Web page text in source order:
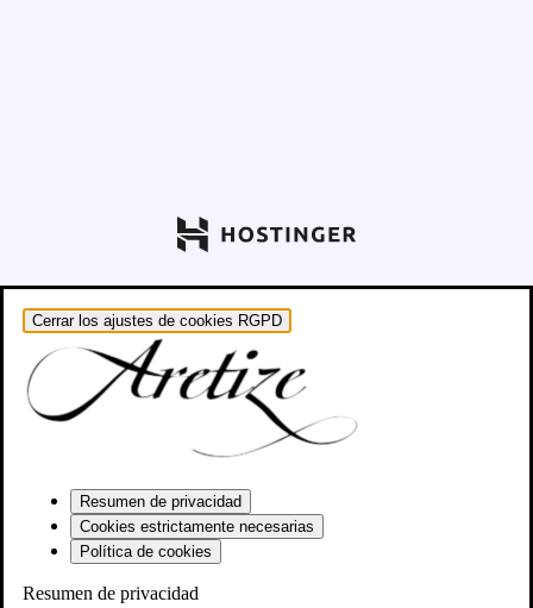
Cerrar los ajustes de cookies RGPD
Resumen de privacidad
Cookies estrictamente necesarias
Política de cookies
Resumen de privacidad